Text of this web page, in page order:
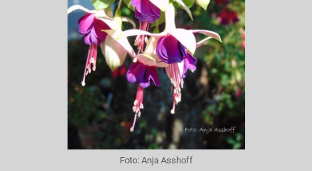
Foto: Anja Asshoff